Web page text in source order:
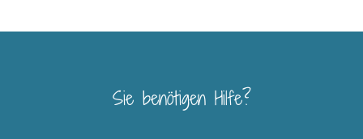
Sie benötigen Hilfe?